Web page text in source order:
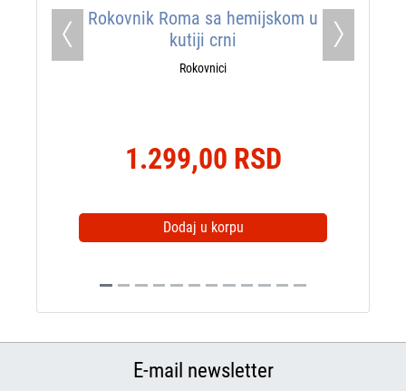
Rokovnik Roma sa hemijskom u
kutiji crni
Rokovnici
1.299,00 RSD
Dodaj u korpu
Previous Next
E-mail newsletter